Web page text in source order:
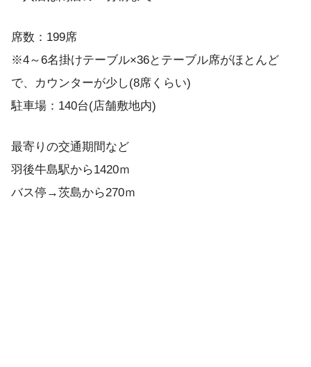
席数：199席
※4～6名掛けテーブル×36とテーブル席がほとんど
で、カウンターが少し(8席くらい)
駐車場：140台(店舗敷地内)
最寄りの交通期間など
羽後牛島駅から1420ｍ
バス停→茨島から270ｍ